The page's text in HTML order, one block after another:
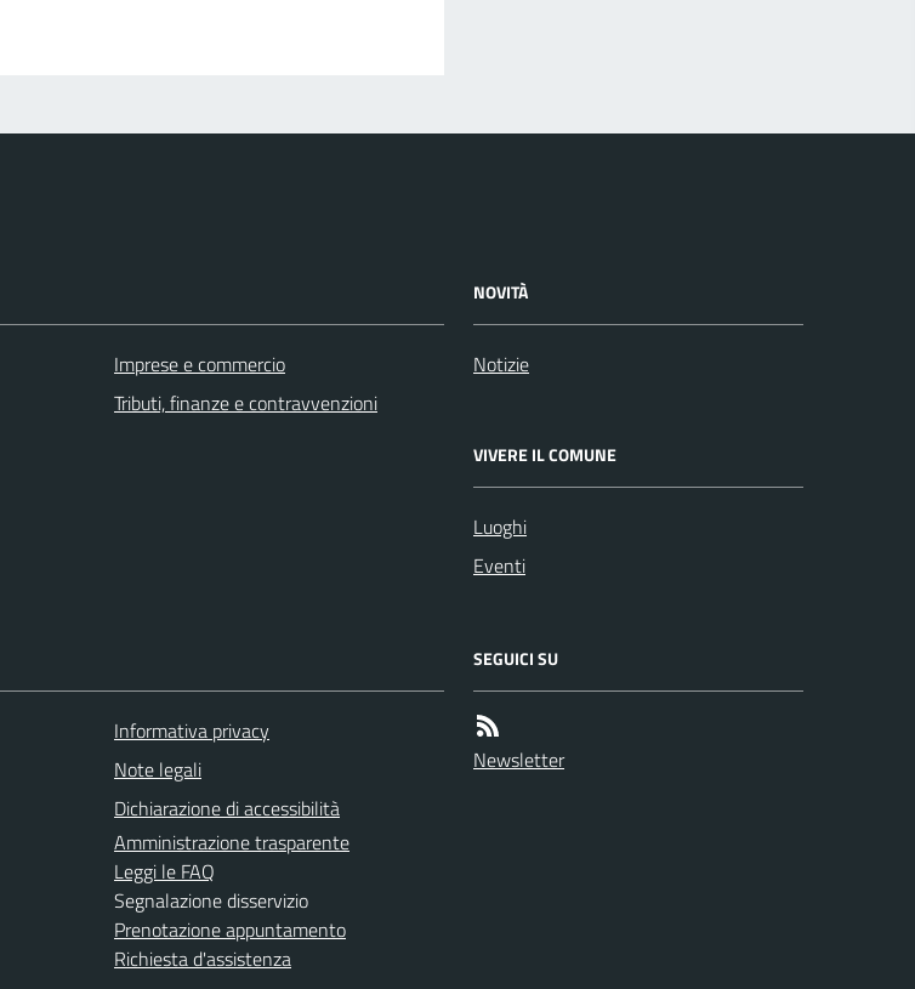
Imprese e commercio
Tributi, finanze e contravvenzioni
NOVITÀ
Notizie
VIVERE IL COMUNE
Luoghi
Eventi
Informativa privacy
Note legali
Dichiarazione di accessibilità
Amministrazione trasparente
Leggi le FAQ
Segnalazione disservizio
Prenotazione appuntamento
Richiesta d'assistenza
SEGUICI SU
Newsletter